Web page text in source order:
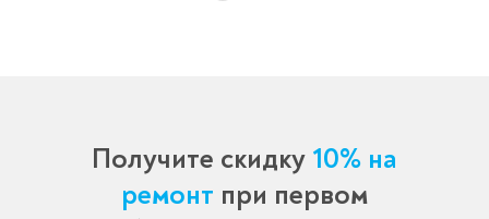
Получите скидку 10% на
ремонт при первом